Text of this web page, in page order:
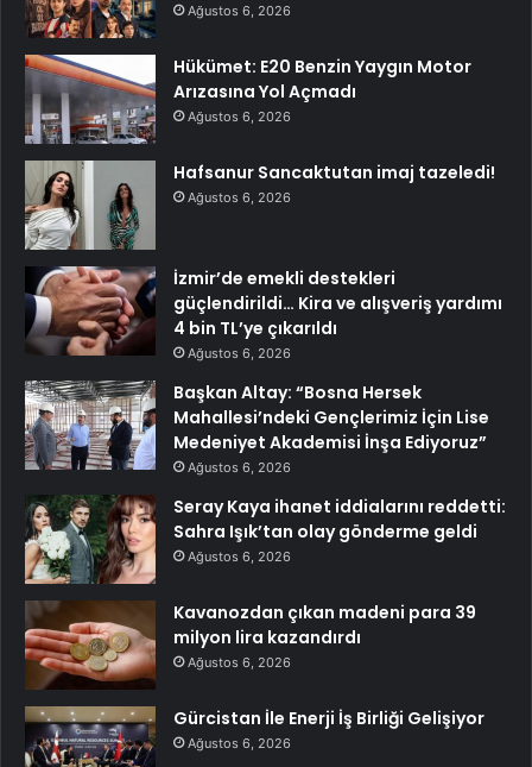
Ağustos 6, 2026
Hükümet: E20 Benzin Yaygın Motor
Arızasına Yol Açmadı
Ağustos 6, 2026
Hafsanur Sancaktutan imaj tazeledi!
Ağustos 6, 2026
İzmir’de emekli destekleri
güçlendirildi… Kira ve alışveriş yardımı
4 bin TL’ye çıkarıldı
Ağustos 6, 2026
Başkan Altay: “Bosna Hersek
Mahallesi’ndeki Gençlerimiz İçin Lise
Medeniyet Akademisi İnşa Ediyoruz”
Ağustos 6, 2026
Seray Kaya ihanet iddialarını reddetti:
Sahra Işık’tan olay gönderme geldi
Ağustos 6, 2026
Kavanozdan çıkan madeni para 39
milyon lira kazandırdı
Ağustos 6, 2026
Gürcistan İle Enerji İş Birliği Gelişiyor
Ağustos 6, 2026